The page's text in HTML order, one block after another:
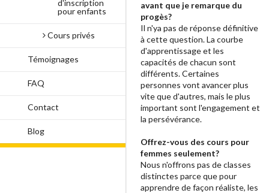
d'inscription
pour enfants
Cours privés
Témoignages
FAQ
Contact
Blog
avant que je remarque du
progès?
Il n'ya pas de réponse définitive
à cette question. La courbe
d'apprentissage et les
capacités de chacun sont
différents. Certaines
personnes vont avancer plus
vite que d'autres, mais le plus
important sont l'engagement et
la persévérance.
Offrez-vous des cours pour
femmes seulement?
Nous n'offrons pas de classes
distinctes parce que pour
apprendre de façon réaliste, les